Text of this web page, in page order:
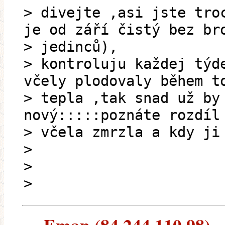
> divejte ,asi jste
je od září čistý bez
> jedinců),
> kontroluju každej
včely plodovaly během
> tepla ,tak snad už
nový:::::poznáte rozdíl
> včela zmrzla a kdy ji
>
>
>